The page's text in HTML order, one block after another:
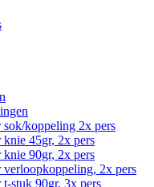
koppeling 2x pers
45gr, 2x pers
90gr, 2x pers
verloopkoppeling, 2x pers
stuk 90gr, 3x pers